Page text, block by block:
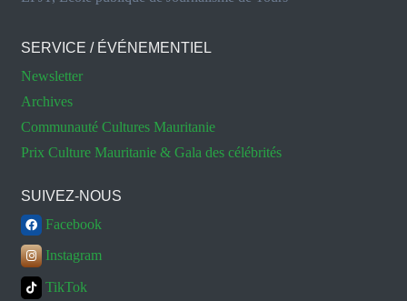
SERVICE / ÉVÉNEMENTIEL
Newsletter
Archives
Communauté Cultures Mauritanie
Prix Culture Mauritanie & Gala des célébrités
SUIVEZ-NOUS
Facebook
Instagram
TikTok